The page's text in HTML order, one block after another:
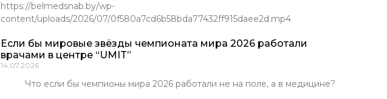
https://belmedsnab.by/wp-
content/uploads/2026/07/0f580a7cd6b58bda77432ff915daee2d.mp4
Если бы мировые звёзды чемпионата мира 2026 работали
врачами в центре “UMIT”
14.07.2026
Что если бы чемпионы мира 2026 работали не на поле, а в медицине?